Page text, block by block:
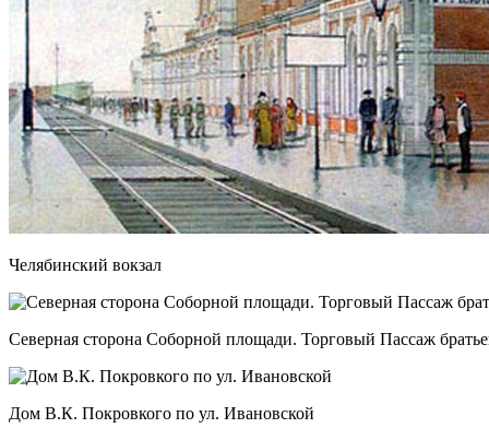
Челябинский вокзал
Северная сторона Соборной площади. Торговый Пассаж
Дом В.К. Покровкого по ул. Ивановской